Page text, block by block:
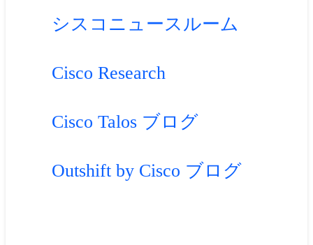
シスコニュースルーム
Cisco Research
Cisco Talos ブログ
Outshift by Cisco ブログ